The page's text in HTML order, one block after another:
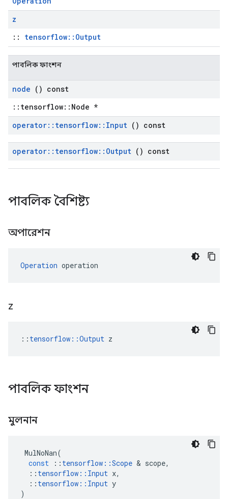
z
:: tensorflow::Output
পাবলিক ফাংশন
node () const
::tensorflow::Node *
operator:: tensorflow:: Input () const
operator:: tensorflow:: Output () const
পাবলিক বৈশিষ্ট্য
অপারেশন
Operation operation
z
:: tensorflow::Output z
পাবলিক ফাংশন
মুলনান
MulNoNan(
const
:: tensorflow ::Scope & scope,
:: tensorflow :: Input x,
:: tensorflow :: Input y
)